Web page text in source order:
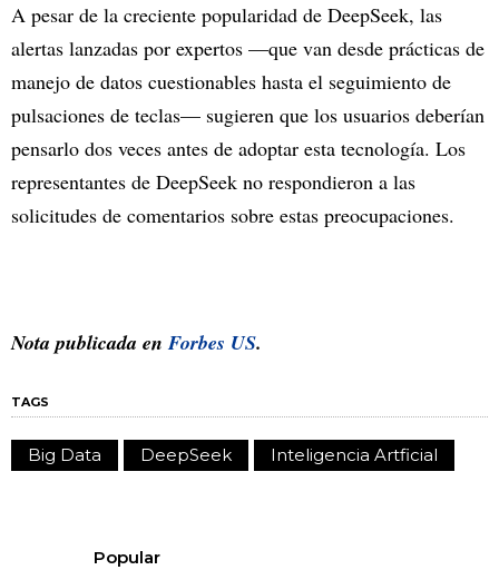
A pesar de la creciente popularidad de DeepSeek, las
alertas lanzadas por expertos —que van desde prácticas de
manejo de datos cuestionables hasta el seguimiento de
pulsaciones de teclas— sugieren que los usuarios deberían
pensarlo dos veces antes de adoptar esta tecnología. Los
representantes de DeepSeek no respondieron a las
solicitudes de comentarios sobre estas preocupaciones.
Nota publicada enForbes US.
TAGS
Big Data DeepSeek Inteligencia Artficial
Popular